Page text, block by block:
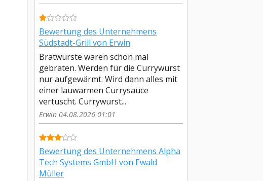
Bewertung des Unternehmens
Südstadt-Grill von Erwin
Bratwürste waren schon mal
gebraten. Werden für die Currywurst
nur aufgewärmt. Wird dann alles mit
einer lauwarmen Currysauce
vertuscht. Currywurst...
Erwin 04.08.2026 01:01
Bewertung des Unternehmens Alpha
Tech Systems GmbH von Ewald
Müller